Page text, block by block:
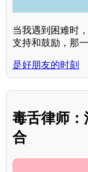
当我遇到困难时
支持和鼓励，那
是好朋友的时刻
毒舌律师
合